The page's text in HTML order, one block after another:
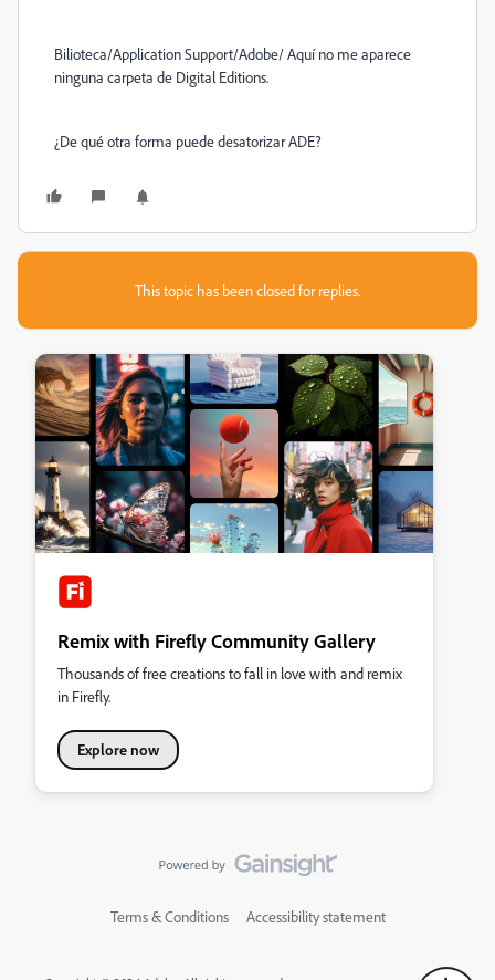
Bilioteca/Application Support/Adobe/ Aquí no me aparece
ninguna carpeta de Digital Editions.
¿De qué otra forma puede desatorizar ADE?
This topic has been closed for replies.
Remix with Firefly Community Gallery
Thousands of free creations to fall in love with and remix
in Firefly.
Explore now
Terms & Conditions Accessibility statement